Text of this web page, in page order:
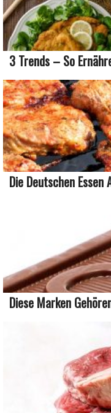
3 Trends – So
Die Deutschen Essen
Diese Marken